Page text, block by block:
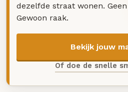
dezelfde straat wonen.
Gewoon raak.
Bekijk jouw
Of doe de snelle